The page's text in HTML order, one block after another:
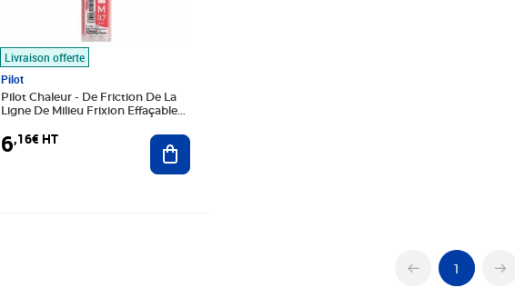
Livraison offerte
Pilot
Pilot Chaleur - De Friction De La
Ligne De Milieu Frixion Effaçable
0.7mm - Rose Corail
6,16€ HT Ajouter au panier
1